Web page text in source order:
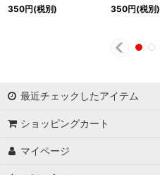
350円(税別)
350円(税別)
最近チェックしたアイテム
ショッピングカート
マイページ